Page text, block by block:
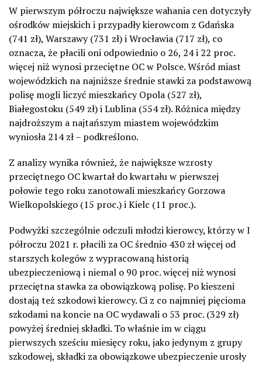
W pierwszym półroczu największe wahania cen dotyczyły
ośrodków miejskich i przypadły kierowcom z Gdańska
(741 zł), Warszawy (731 zł) i Wrocławia (717 zł), co
oznacza, że płacili oni odpowiednio o 26, 24 i 22 proc.
więcej niż wynosi przeciętne OC w Polsce. Wśród miast
wojewódzkich na najniższe średnie stawki za podstawową
polisę mogli liczyć mieszkańcy Opola (527 zł),
Białegostoku (549 zł) i Lublina (554 zł). Różnica między
najdroższym a najtańszym miastem wojewódzkim
wyniosła 214 zł – podkreślono.
Z analizy wynika również, że największe wzrosty
przeciętnego OC kwartał do kwartału w pierwszej
połowie tego roku zanotowali mieszkańcy Gorzowa
Wielkopolskiego (15 proc.) i Kielc (11 proc.).
Podwyżki szczególnie odczuli młodzi kierowcy, którzy w I
półroczu 2021 r. płacili za OC średnio 430 zł więcej od
starszych kolegów z wypracowaną historią
ubezpieczeniową i niemal o 90 proc. więcej niż wynosi
przeciętna stawka za obowiązkową polisę. Po kieszeni
dostają też szkodowi kierowcy. Ci z co najmniej pięcioma
szkodami na koncie na OC wydawali o 53 proc. (329 zł)
powyżej średniej składki. To właśnie im w ciągu
pierwszych sześciu miesięcy roku, jako jedynym z grupy
szkodowej, składki za obowiązkowe ubezpieczenie urosły